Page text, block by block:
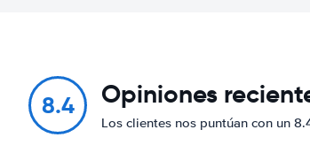
8.4 Opiniones
Los clientes nos puntúan con un